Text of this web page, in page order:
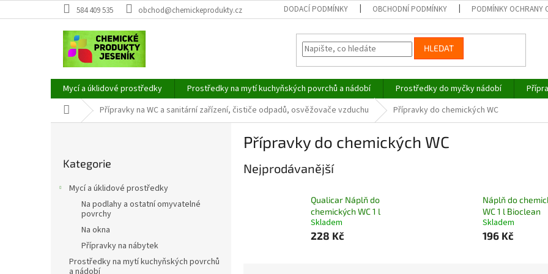
na
584 409 535 obchod@chemickeprodukty.cz DODACÍ PODMÍNKY OBCHODNÍ PODMÍNKY PODMÍNKY OCHRANY
HLEDAT
Mycí a úklidové prostředky Prostředky na mytí kuchyňských povrchů a nádobí Prostředky do myčky nádobí
Domů Přípravky na WC a sanitární zařízení, čističe odpadů, osvěžovače vzduchu Přípravky do chemických WC
kategorie
Kategorie
Mycí a úklidové prostředky
Na podlahy a ostatní omyvatelné
povrchy
Na okna
Přípravky na nábytek
Prostředky na mytí kuchyňských povrchů
a nádobí
Přípravky do chemických WC
Nejprodávanější
Qualicar Náplň do
chemických WC 1 l
Skladem
228 Kč
Náplň do
WC 1 l Bioclean
Skladem
196 Kč